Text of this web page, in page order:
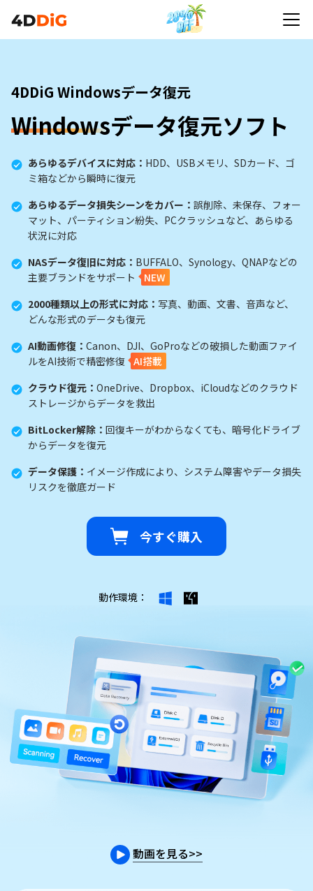
4DDiG Windowsデータ復元
Windowsデータ復元ソフト
あらゆるデバイスに対応： HDD、USBメモリ、SDカード、ゴ
ミ箱などから瞬時に復元
あらゆるデータ損失シーンをカバー： 誤削除、未保存、フォー
マット、パーティション紛失、PCクラッシュなど、あらゆる
状況に対応
NASデータ復旧に対応： BUFFALO、Synology、QNAPなどの
主要ブランドをサポート
NEW
2000種類以上の形式に対応： 写真、動画、文書、音声など、
どんな形式のデータも復元
AI動画修復： Canon、DJI、GoProなどの破損した動画ファイ
ルをAI技術で精密修復 AI搭載
クラウド復元： OneDrive、Dropbox、iCloudなどのクラウド
ストレージからデータを救出
BitLocker解除： 回復キーがわからなくても、暗号化ドライブ
からデータを復元
データ保護： イメージ作成により、システム障害やデータ損失
リスクを徹底ガード
今すぐ購入
動作環境：
動画を見る>>